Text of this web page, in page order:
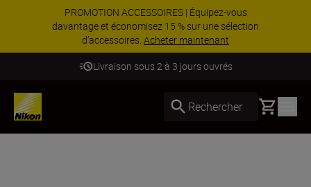
PROMOTION ACCESSOIRES | Équipez-vous
davantage et économisez 15 % sur une sélection
d’accessoires. Acheter maintenant
Livraison sous 2 à 3 jours ouvrés
Rechercher Basket